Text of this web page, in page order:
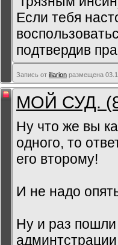
Если тебя
подтвердив
Запись от illarion размещена
МОЙ СУД.
Ну что же вы
одного, то
его второму!
И не надо
Ну и раз пошли